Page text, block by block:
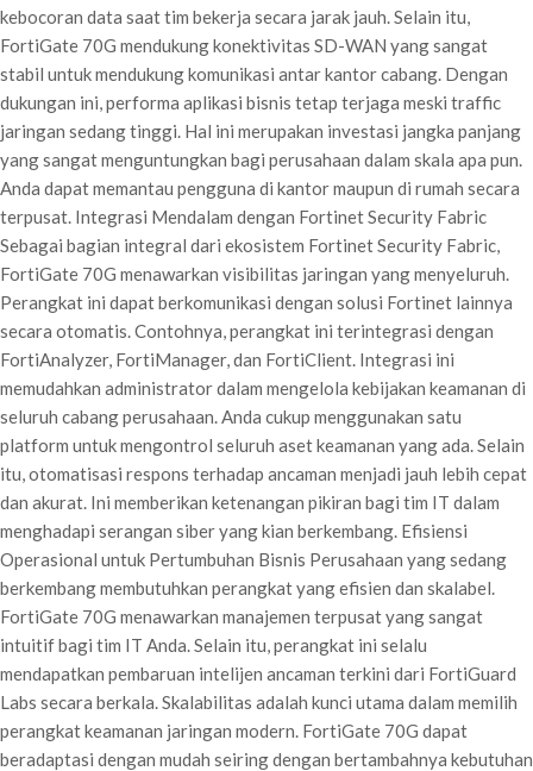
kebocoran data saat tim bekerja secara jarak jauh. Selain itu,
FortiGate 70G mendukung konektivitas SD-WAN yang sangat
stabil untuk mendukung komunikasi antar kantor cabang. Dengan
dukungan ini, performa aplikasi bisnis tetap terjaga meski traffic
jaringan sedang tinggi. Hal ini merupakan investasi jangka panjang
yang sangat menguntungkan bagi perusahaan dalam skala apa pun.
Anda dapat memantau pengguna di kantor maupun di rumah secara
terpusat. Integrasi Mendalam dengan Fortinet Security Fabric
Sebagai bagian integral dari ekosistem Fortinet Security Fabric,
FortiGate 70G menawarkan visibilitas jaringan yang menyeluruh.
Perangkat ini dapat berkomunikasi dengan solusi Fortinet lainnya
secara otomatis. Contohnya, perangkat ini terintegrasi dengan
FortiAnalyzer, FortiManager, dan FortiClient. Integrasi ini
memudahkan administrator dalam mengelola kebijakan keamanan di
seluruh cabang perusahaan. Anda cukup menggunakan satu
platform untuk mengontrol seluruh aset keamanan yang ada. Selain
itu, otomatisasi respons terhadap ancaman menjadi jauh lebih cepat
dan akurat. Ini memberikan ketenangan pikiran bagi tim IT dalam
menghadapi serangan siber yang kian berkembang. Efisiensi
Operasional untuk Pertumbuhan Bisnis Perusahaan yang sedang
berkembang membutuhkan perangkat yang efisien dan skalabel.
FortiGate 70G menawarkan manajemen terpusat yang sangat
intuitif bagi tim IT Anda. Selain itu, perangkat ini selalu
mendapatkan pembaruan intelijen ancaman terkini dari FortiGuard
Labs secara berkala. Skalabilitas adalah kunci utama dalam memilih
perangkat keamanan jaringan modern. FortiGate 70G dapat
beradaptasi dengan mudah seiring dengan bertambahnya kebutuhan